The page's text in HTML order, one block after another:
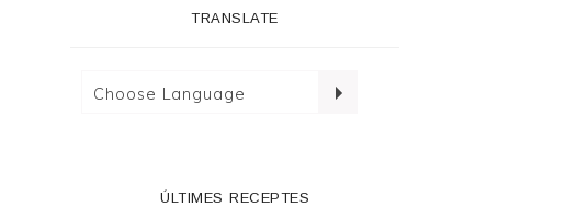
TRANSLATE
ÚLTIMES RECEPTES